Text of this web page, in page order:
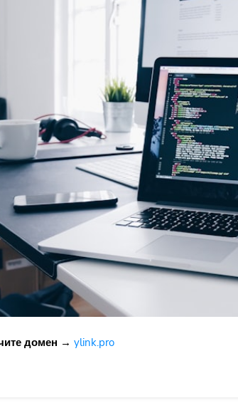
домен → ylink.pro